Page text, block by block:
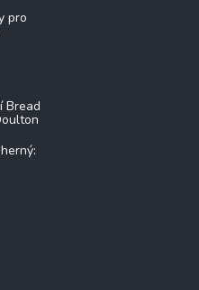
pro
Bread